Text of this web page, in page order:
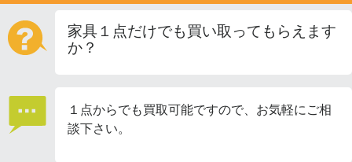
家具１点だけでも買い取ってもらえます
か？
１点からでも買取可能ですので、お気軽にご相
談下さい。